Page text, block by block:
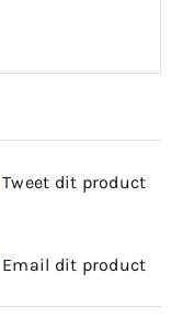
Tweet dit product
Email dit product